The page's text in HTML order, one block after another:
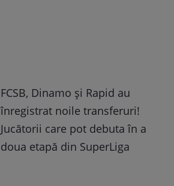
FCSB, Dinamo şi Rapid au
înregistrat noile transferuri!
Jucătorii care pot debuta în a
doua etapă din SuperLiga